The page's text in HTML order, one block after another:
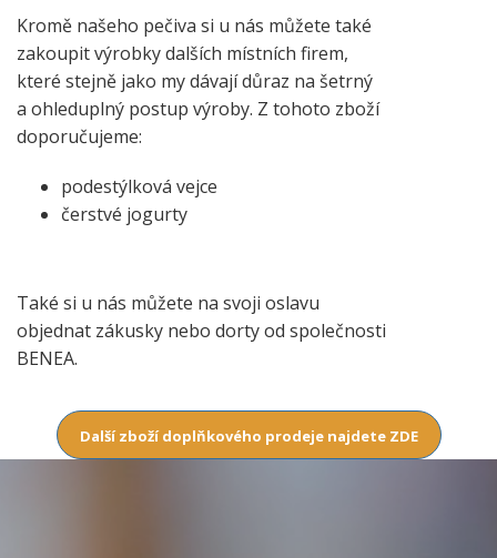
Kromě našeho pečiva si u nás můžete také
zakoupit výrobky dalších místních firem,
které stejně jako my dávají důraz na šetrný
a ohleduplný postup výroby. Z tohoto zboží
doporučujeme:
podestýlková vejce
čerstvé jogurty
Také si u nás můžete na svoji oslavu
objednat zákusky nebo dorty od společnosti
BENEA.
Další zboží doplňkového prodeje najdete ZDE